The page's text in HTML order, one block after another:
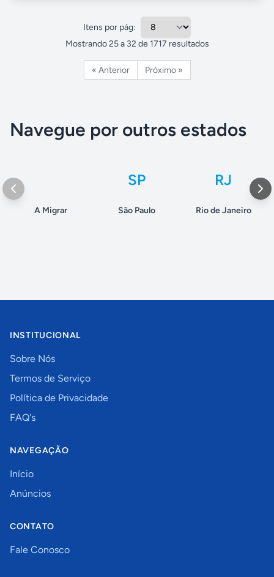
Itens por pág:
Mostrando25a 32 de 1717 resultados
« Anterior Próximo »
Navegue por outros estados
A Migrar
SP
São Paulo
RJ
Rio de Janeiro
INSTITUCIONAL
Sobre Nós
Termos de Serviço
Política de Privacidade
FAQ's
NAVEGAÇÃO
Início
Anúncios
CONTATO
Fale Conosco